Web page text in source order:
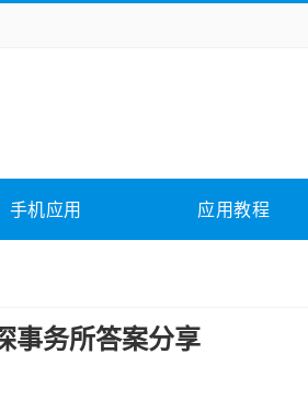
影音软件 插件下载
手机应用 应用教程
事务所答案分享